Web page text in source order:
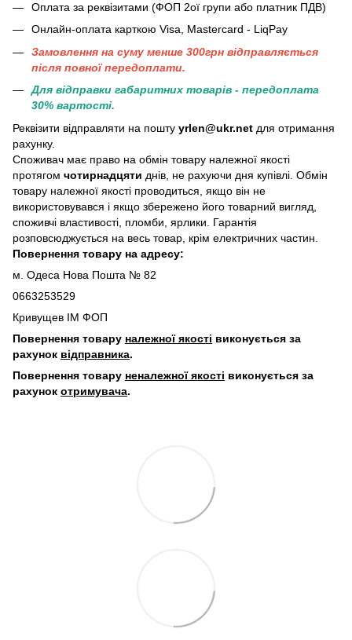
Оплата за реквізитами (ФОП 2ої групи або платник ПДВ)
Онлайн-оплата карткою Visa, Mastercard - LiqPay
Замовлення на суму менше 300грн вiдправляється
пiсля повної передоплати.
Для відправки габаритних товарів - передоплата
30% вартості.
Реквізити відправляти на пошту yrlen@ukr.net для отримання
рахунку.
Споживач має право на обмін товару належної якості
протягом чотирнадцяти днів, не рахуючи дня купівлі. Обмін
товару належної якості проводиться, якщо він не
використовувався і якщо збережено його товарний вигляд,
споживчі властивості, пломби, ярлики. Гарантія
розповсюджується на весь товар, крім електричних частин.
Повернення товару на адресу:
м. Одеса Нова Пошта № 82
0663253529
Кривущев ІМ ФОП
Повернення товару належної якості виконується за
рахунок відправника.
Повернення товару неналежної якості виконується за
рахунок отримувача.